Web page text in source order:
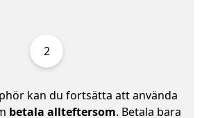
2
kan du fortsätta att använda
betala allteftersom. Betala bara